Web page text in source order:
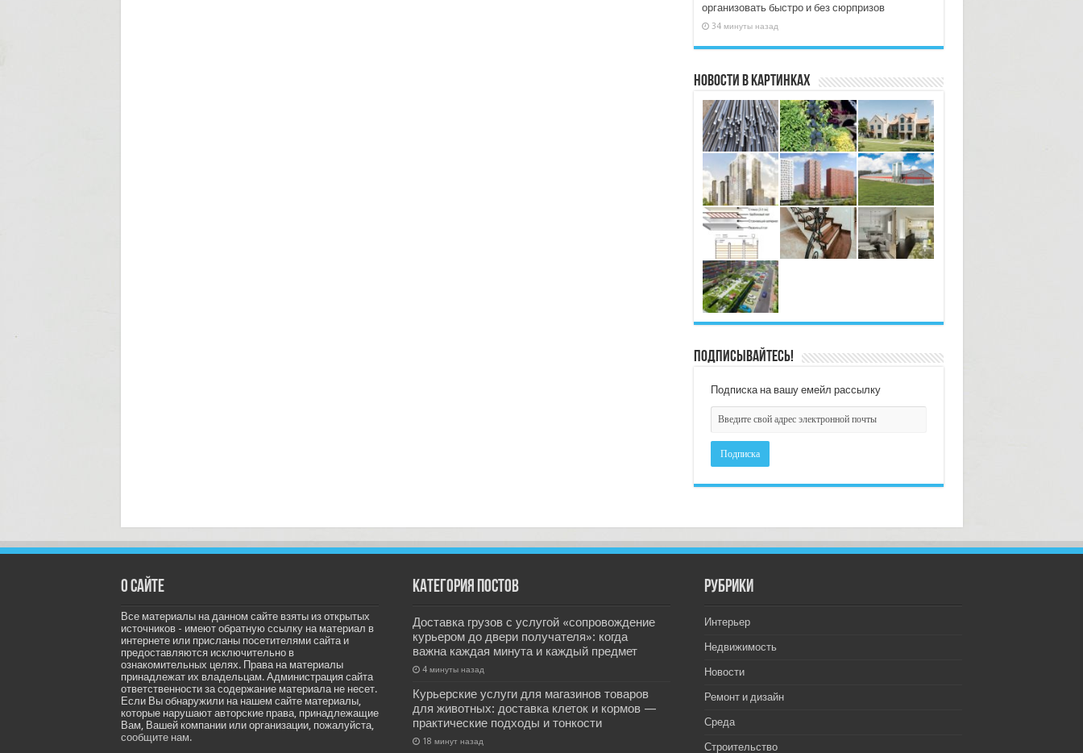
организовать быстро и без сюрпризов
34 минуты назад
Новости в картинках
Подписывайтесь!
Подписка на вашу емейл рассылку
О сайте
Все материалы на данном сайте взяты из открытых
источников - имеют обратную ссылку на материал в
интернете или присланы посетителями сайта и
предоставляются исключительно в
ознакомительных целях. Права на материалы
принадлежат их владельцам. Администрация сайта
ответственности за содержание материала не несет.
Если Вы обнаружили на нашем сайте материалы,
которые нарушают авторские права, принадлежащие
Вам, Вашей компании или организации, пожалуйста,
сообщите нам.
Категория постов
Доставка грузов с услугой «сопровождение
курьером до двери получателя»: когда
важна каждая минута и каждый предмет
4 минуты назад
Курьерские услуги для магазинов товаров
для животных: доставка клеток и кормов —
практические подходы и тонкости
18 минут назад
РУбрики
Интерьер
Недвижимость
Новости
Ремонт и дизайн
Среда
Строительство